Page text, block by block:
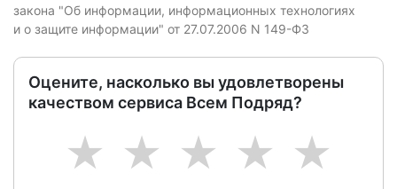
закона "Об информации, информационных технологиях
и о защите информации" от 27.07.2006 N 149-ФЗ
Оцените, насколько вы удовлетворены
качеством сервиса Всем Подряд?
5
4
3
2
1